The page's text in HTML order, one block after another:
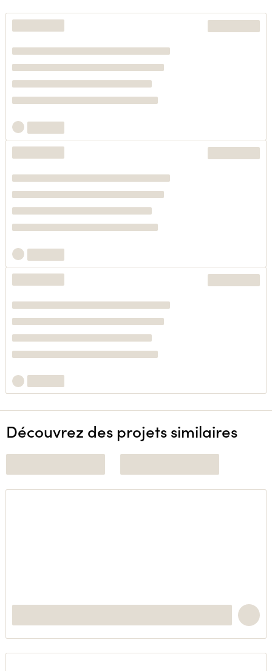
Découvrez des projets similaires